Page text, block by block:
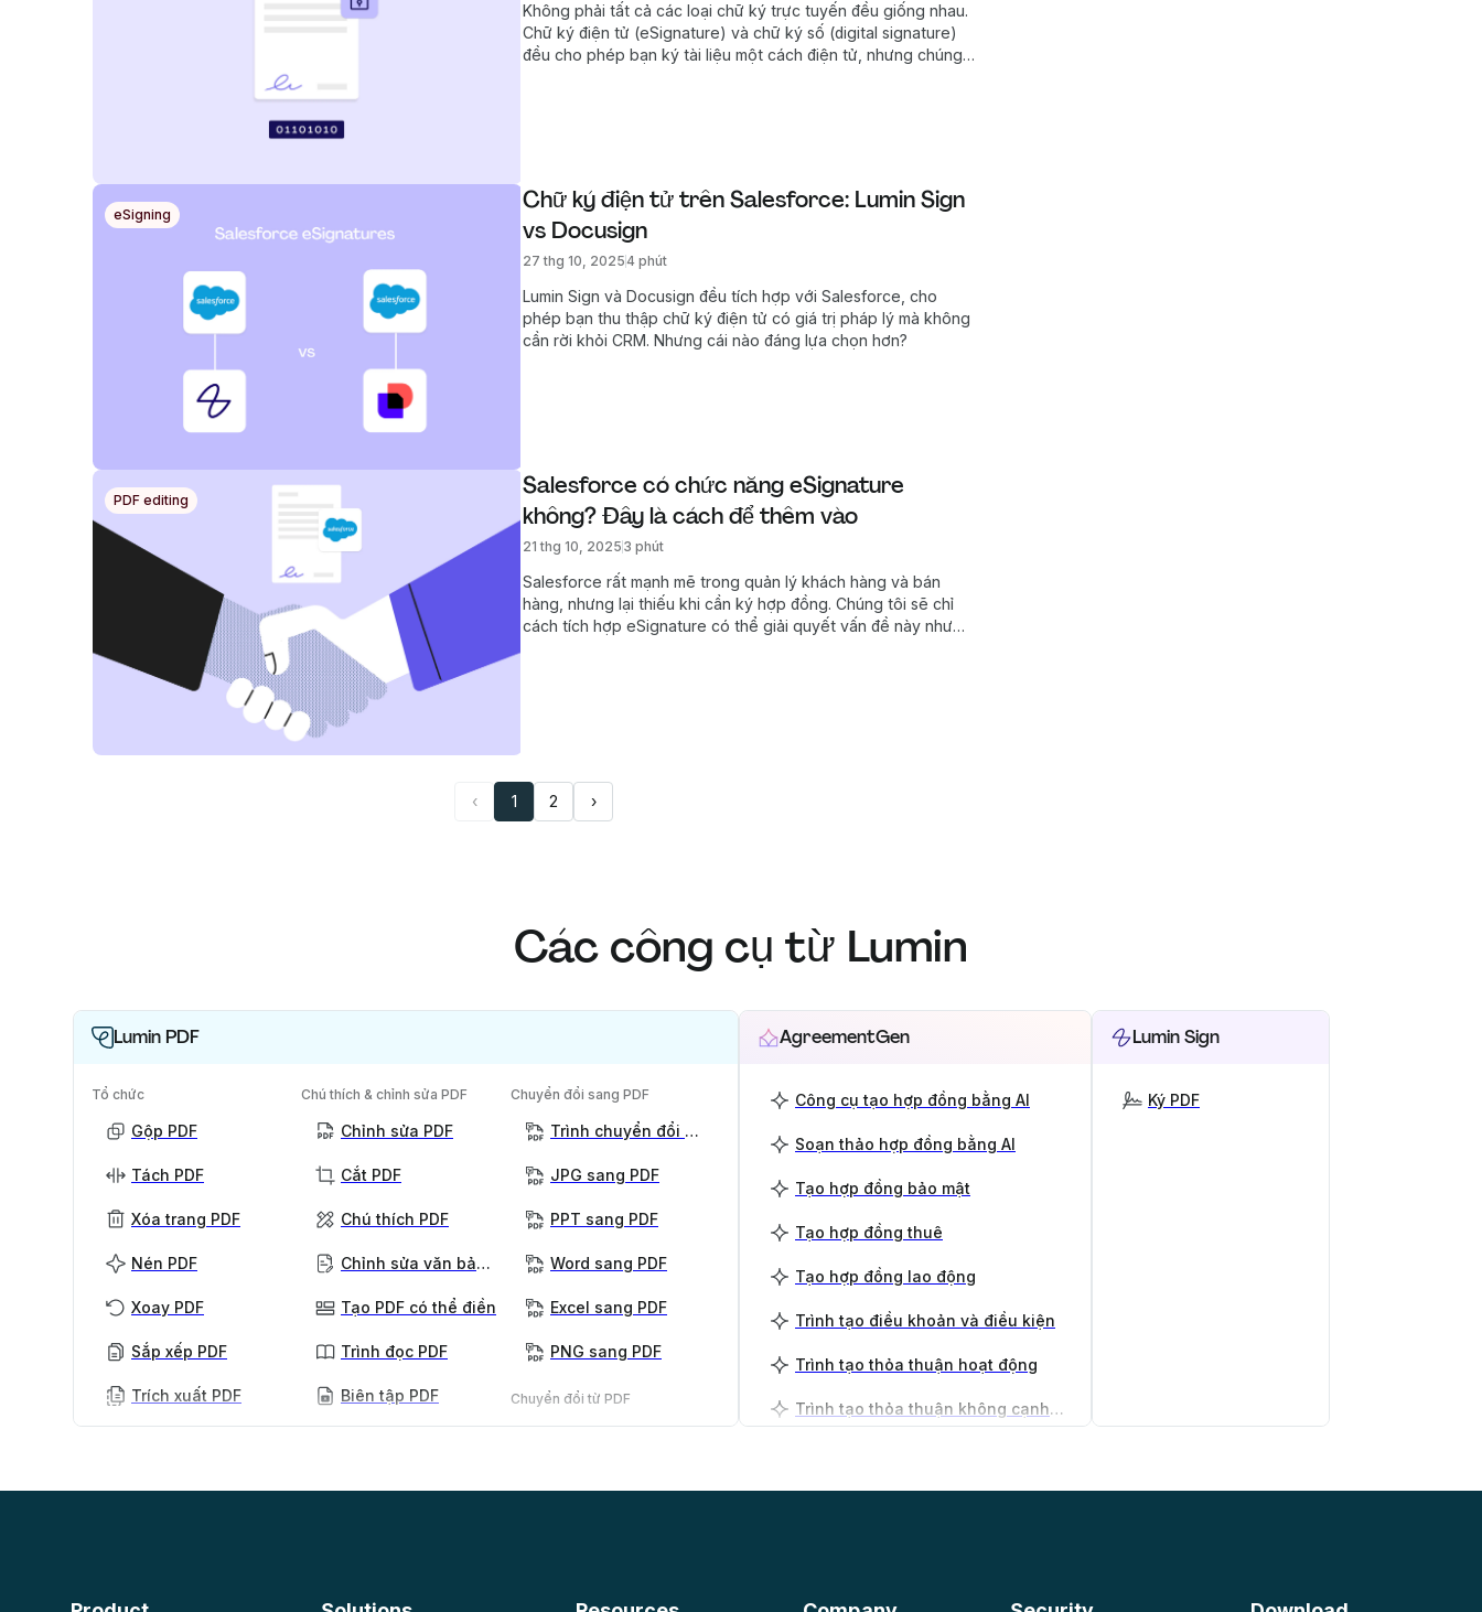
Không phải tất cả các loại chữ ký trực tuyến đều giống nhau.
Chữ ký điện tử (eSignature) và chữ ký số (digital signature)
đều cho phép bạn ký tài liệu một cách điện tử, nhưng chúng
eSigning
Chữ ký điện tử trên Salesforce: Lumin Sign
vs Docusign
27 thg 10, 20254 phút
Lumin Sign và Docusign đều tích hợp với Salesforce, cho
phép bạn thu thập chữ ký điện tử có giá trị pháp lý mà không
cần rời khỏi CRM. Nhưng cái nào đáng lựa chọn hơn?
PDF editing
Salesforce có chức năng eSignature
không? Đây là cách để thêm vào
21 thg 10, 2025 3 phút
Salesforce rất mạnh mẽ trong quản lý khách hàng và bán
hàng, nhưng lại thiếu khi cần ký hợp đồng. Chúng tôi sẽ chỉ
cách tích hợp eSignature có thể giải quyết vấn đề này như
‹ 1 2 ›
Các công cụ từ Lumin
Lumin PDF
Tổ chức
Gộp PDF
Tách PDF
Xóa trang PDF
Nén PDF
Xoay PDF
Sắp xếp PDF
Trích xuất PDF
OCR PDF
Chú thích & chỉnh sửa PDF
Chỉnh sửa PDF
Cắt PDF
Chú thích PDF
Chỉnh sửa văn bản PDF
Tạo PDF có thể điền
Trình đọc PDF
Biên tập PDF
Chuyển đổi sang PDF
Trình chuyển đổi PDF
JPG sang PDF
PPT sang PDF
Word sang PDF
Excel sang PDF
PNG sang PDF
Chuyển đổi từ PDF
AgreementGen
Công cụ tạo hợp đồng bằng AI
Soạn thảo hợp đồng bằng AI
Tạo hợp đồng bảo mật
Tạo hợp đồng thuê
Tạo hợp đồng lao động
Trình tạo điều khoản và điều kiện
Trình tạo thỏa thuận hoạt động
Trình tạo thỏa thuận không cạnh tranh
Lumin Sign
Ký PDF